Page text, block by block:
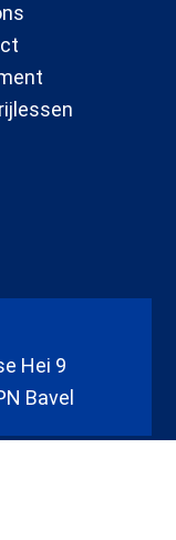
Hei 9
Bavel